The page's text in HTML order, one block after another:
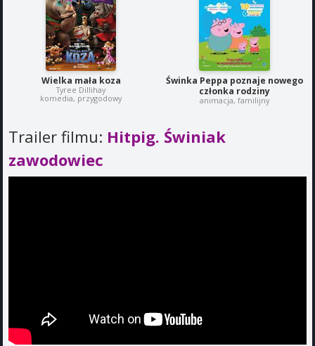
Wielka mała koza
Tyree Dillihay
komedia, przygodowy
Świnka Peppa poznaje nowego
członka rodziny
animacja, familijny
Trailer filmu: Hitpig. Świniak
zawodowiec